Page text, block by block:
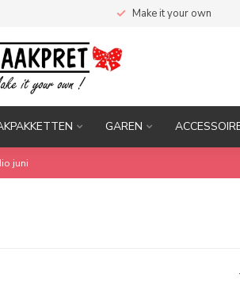
Make it your own
GAREN
juni